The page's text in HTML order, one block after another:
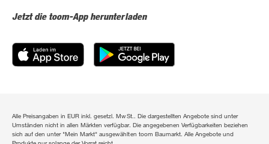
Jetzt die toom-App herunterladen
Alle Preisangaben in EUR inkl. gesetzl. MwSt.. Die dargestellten Angebote sind unter
Umständen nicht in allen Märkten verfügbar. Die angegebenen Verfügbarkeiten beziehen
sich auf den unter "Mein Markt" ausgewählten toom Baumarkt. Alle Angebote und